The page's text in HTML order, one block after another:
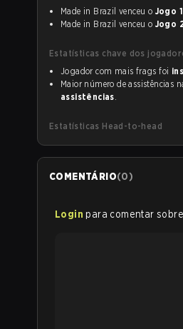
Made in Brazil venceu o Jogo 1
Made in Brazil venceu o Jogo
Estatísticas chave dos
Jogador com mais frags foi
Maior número de assistências
assistências.
Estatísticas Head-to-head
COMENTÁRIO(0)
Login para comentar